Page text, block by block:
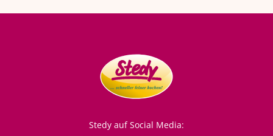
Stedy auf Social Media: